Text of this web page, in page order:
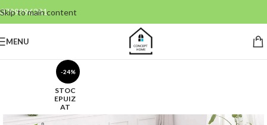
Skip to main content
0799996381
MENU
-24%
STOC
EPUIZ
AT